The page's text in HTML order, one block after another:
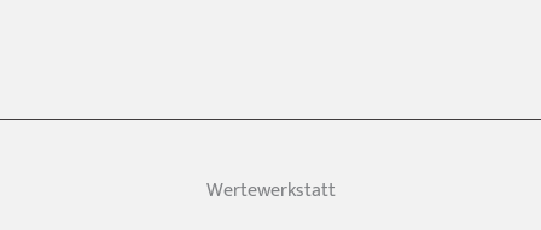
Wertewerkstatt